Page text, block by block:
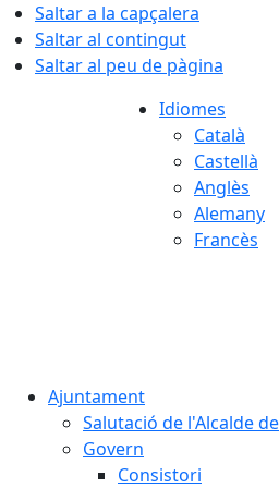
Saltar a la capçalera
Saltar al contingut
Saltar al peu de pàgina
Idiomes
Català
Castellà
Anglès
Alemany
Francès
Ajuntament
Salutació de l'Alcalde
Govern
Consistori